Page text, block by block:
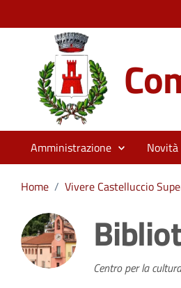
Amministrazione Novità
Home / Vivere Castelluccio
Centro per la